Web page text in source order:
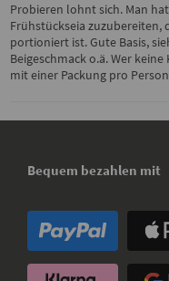
Probieren lohnt sich. Man
Frühstückseia zuzubereiten,
portioniert ist. Gute Basis,
Beigeschmack o.ä. Wer
mit einer Packung pro
Bequem bezahlen mit